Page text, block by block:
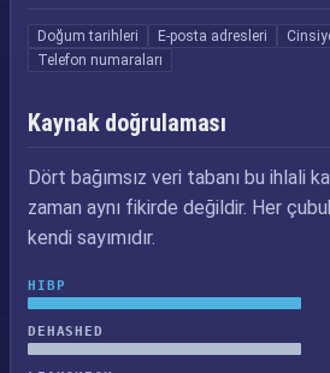
Doğum tarihleri E-posta adresleri
Telefon numaraları
Kaynak doğrulaması
Dört bağımsız veri tabanı bu ihlali
zaman aynı fikirde değildir. Her
kendi sayımıdır.
HIBP
DEHASHED